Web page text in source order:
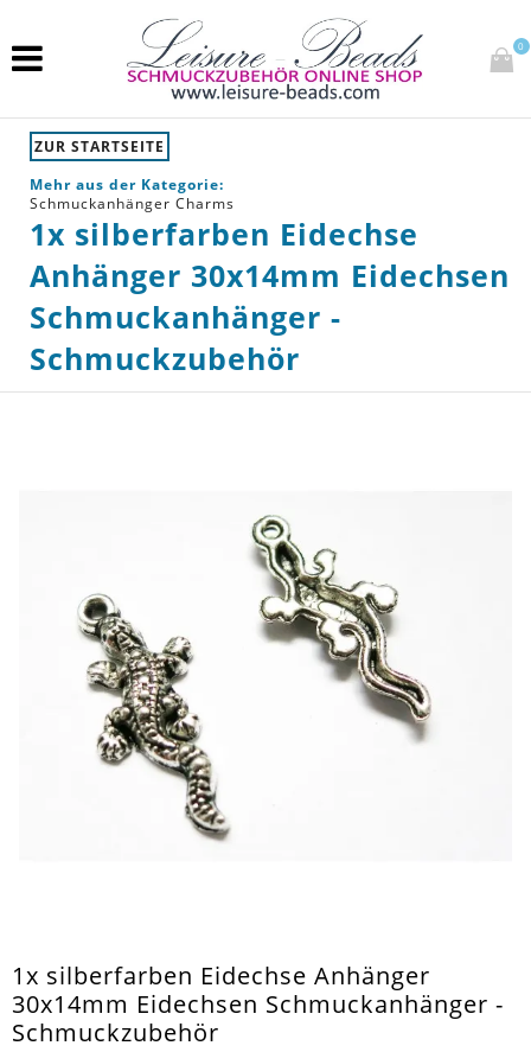
0
ZUR STARTSEITE
Mehr aus der Kategorie:
Schmuckanhänger Charms
1x silberfarben Eidechse
Anhänger 30x14mm Eidechsen
Schmuckanhänger -
Schmuckzubehör
1x silberfarben Eidechse Anhänger
30x14mm Eidechsen Schmuckanhänger -
Schmuckzubehör